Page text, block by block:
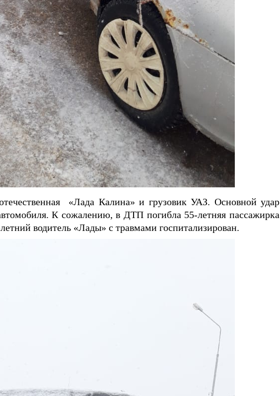
«Лада Калина» и грузовик УАЗ. Основной удар
К сожалению, в ДТП погибла 55-летняя пассажирка
водитель «Лады» с травмами госпитализирован.